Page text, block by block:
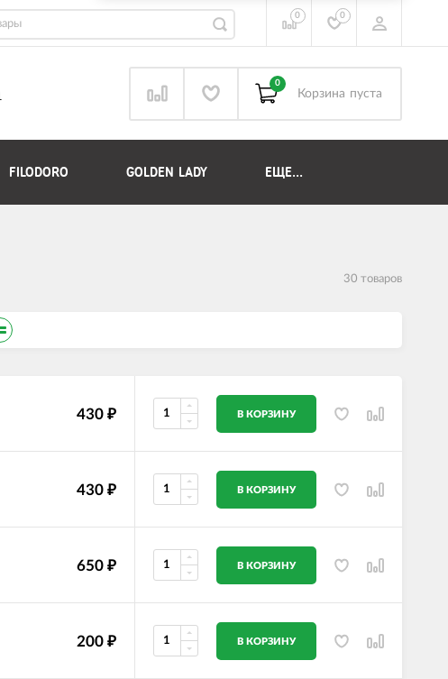
0 0
0
Корзина пуста
FILODORO GOLDEN LADY ЕЩЕ...
30 товаров
430 ₽ В КОРЗИНУ
430 ₽ В КОРЗИНУ
650 ₽ В КОРЗИНУ
200 ₽ В КОРЗИНУ